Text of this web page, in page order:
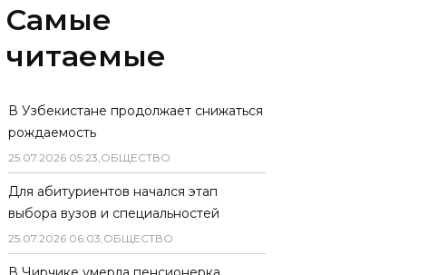
Самые
читаемые
В Узбекистане продолжает снижаться
рождаемость
25.07.2026 05:23,ОБЩЕСТВО
Для абитуриентов начался этап
выбора вузов и специальностей
25.07.2026 06:03,ОБЩЕСТВО